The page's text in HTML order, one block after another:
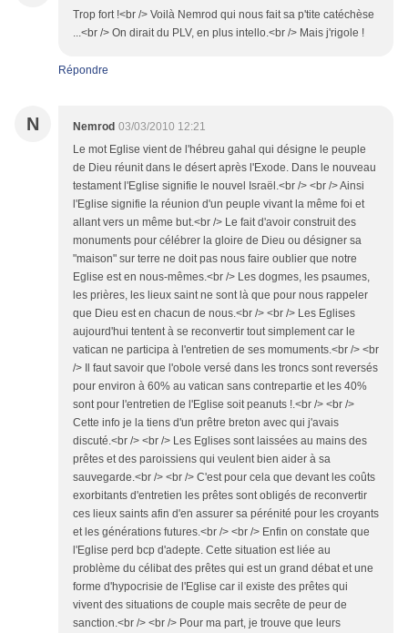
Trop fort !<br /> Voilà Nemrod qui nous fait sa p'tite catéchèse
...<br /> On dirait du PLV, en plus intello.<br /> Mais j'rigole !
Répondre
N Nemrod 03/03/2010 12:21
Le mot Eglise vient de l'hébreu gahal qui désigne le peuple
de Dieu réunit dans le désert après l'Exode. Dans le nouveau
testament l'Eglise signifie le nouvel Israël.<br /> <br /> Ainsi
l'Eglise signifie la réunion d'un peuple vivant la même foi et
allant vers un même but.<br /> Le fait d'avoir construit des
monuments pour célébrer la gloire de Dieu ou désigner sa
"maison" sur terre ne doit pas nous faire oublier que notre
Eglise est en nous-mêmes.<br /> Les dogmes, les psaumes,
les prières, les lieux saint ne sont là que pour nous rappeler
que Dieu est en chacun de nous.<br /> <br /> Les Eglises
aujourd'hui tentent à se reconvertir tout simplement car le
vatican ne participa à l'entretien de ses momuments.<br /> <br
/> Il faut savoir que l'obole versé dans les troncs sont reversés
pour environ à 60% au vatican sans contrepartie et les 40%
sont pour l'entretien de l'Eglise soit peanuts !.<br /> <br />
Cette info je la tiens d'un prêtre breton avec qui j'avais
discuté.<br /> <br /> Les Eglises sont laissées au mains des
prêtes et des paroissiens qui veulent bien aider à sa
sauvegarde.<br /> <br /> C'est pour cela que devant les coûts
exorbitants d'entretien les prêtes sont obligés de reconvertir
ces lieux saints afin d'en assurer sa pérénité pour les croyants
et les générations futures.<br /> <br /> Enfin on constate que
l'Eglise perd bcp d'adepte. Cette situation est liée au
problème du célibat des prêtes qui est un grand débat et une
forme d'hypocrisie de l'Eglise car il existe des prêtes qui
vivent des situations de couple mais secrête de peur de
sanction.<br /> <br /> Pour ma part, je trouve que leurs